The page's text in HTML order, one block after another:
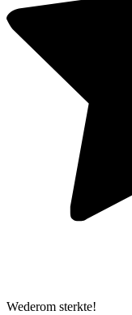
Wederom sterkte!